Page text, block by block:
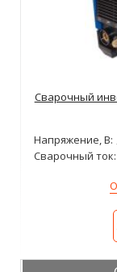
Сварочный
Напряжение, В:
Сварочный ток: